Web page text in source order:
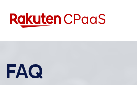
無料トライアルお申し込み
FAQ